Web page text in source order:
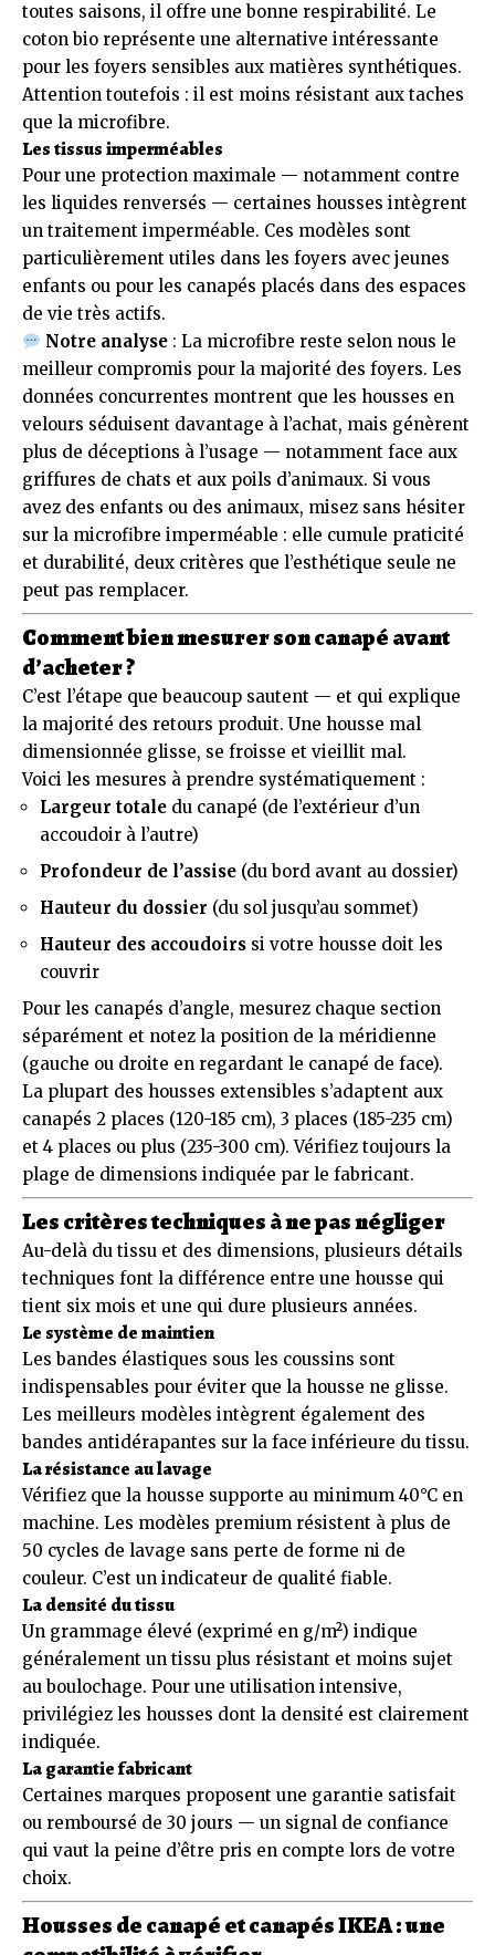
toutes saisons, il offre une bonne respirabilité. Le
coton bio représente une alternative intéressante
pour les foyers sensibles aux matières synthétiques.
Attention toutefois : il est moins résistant aux taches
que la microfibre.
Les tissus imperméables
Pour une protection maximale — notamment contre
les liquides renversés — certaines housses intègrent
un traitement imperméable. Ces modèles sont
particulièrement utiles dans les foyers avec jeunes
enfants ou pour les canapés placés dans des espaces
de vie très actifs.
Notre analyse : La microfibre reste selon nous le
meilleur compromis pour la majorité des foyers. Les
données concurrentes montrent que les housses en
velours séduisent davantage à l’achat, mais génèrent
plus de déceptions à l’usage — notamment face aux
griffures de chats et aux poils d’animaux. Si vous
avez des enfants ou des animaux, misez sans hésiter
sur la microfibre imperméable : elle cumule praticité
et durabilité, deux critères que l’esthétique seule ne
peut pas remplacer.
Comment bien mesurer son canapé avant
d’acheter ?
C’est l’étape que beaucoup sautent — et qui explique
la majorité des retours produit. Une housse mal
dimensionnée glisse, se froisse et vieillit mal.
Voici les mesures à prendre systématiquement :
Largeur totale du canapé (de l’extérieur d’un
accoudoir à l’autre)
Profondeur de l’assise (du bord avant au dossier)
Hauteur du dossier (du sol jusqu’au sommet)
Hauteur des accoudoirs si votre housse doit les
couvrir
Pour les canapés d’angle, mesurez chaque section
séparément et notez la position de la méridienne
(gauche ou droite en regardant le canapé de face).
La plupart des housses extensibles s’adaptent aux
canapés 2 places (120-185 cm), 3 places (185-235 cm)
et 4 places ou plus (235-300 cm). Vérifiez toujours la
plage de dimensions indiquée par le fabricant.
Les critères techniques à ne pas négliger
Au-delà du tissu et des dimensions, plusieurs détails
techniques font la différence entre une housse qui
tient six mois et une qui dure plusieurs années.
Le système de maintien
Les bandes élastiques sous les coussins sont
indispensables pour éviter que la housse ne glisse.
Les meilleurs modèles intègrent également des
bandes antidérapantes sur la face inférieure du tissu.
La résistance au lavage
Vérifiez que la housse supporte au minimum 40°C en
machine. Les modèles premium résistent à plus de
50 cycles de lavage sans perte de forme ni de
couleur. C’est un indicateur de qualité fiable.
La densité du tissu
Un grammage élevé (exprimé en g/m²) indique
généralement un tissu plus résistant et moins sujet
au boulochage. Pour une utilisation intensive,
privilégiez les housses dont la densité est clairement
indiquée.
La garantie fabricant
Certaines marques proposent une garantie satisfait
ou remboursé de 30 jours — un signal de confiance
qui vaut la peine d’être pris en compte lors de votre
choix.
Housses de canapé et canapés IKEA : une